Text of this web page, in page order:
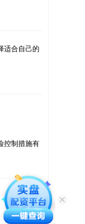
适合自己的
控制措施有